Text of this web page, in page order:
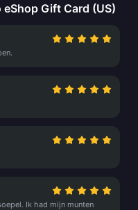
Gift Card (US)
Ik had mijn munten